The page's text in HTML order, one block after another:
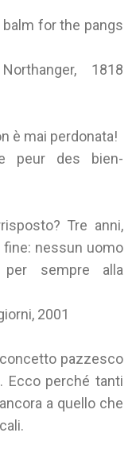
for the pangs
1818
è mai perdonata!
peur des bien-
Tre anni,
fine: nessun uomo
sempre alla
2001
pazzesco
Ecco perché tanti
a quello che